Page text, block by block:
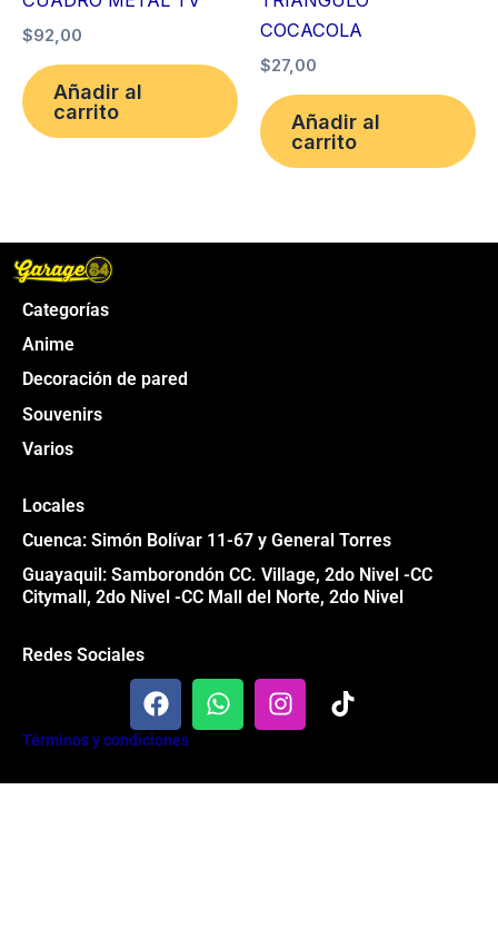
$92,00
Añadir al
carrito
COCACOLA
$27,00
Añadir al
carrito
Categorías
Anime
Decoración de pared
Souvenirs
Varios
Locales
Cuenca: Simón Bolívar 11-67 y General Torres
Guayaquil: Samborondón CC. Village, 2do Nivel -CC
Citymall, 2do Nivel -CC Mall del Norte, 2do Nivel
Redes Sociales
F
a
c
b
W
h
a
s
I
n
s
a
T
i
o
Términos y condiciones